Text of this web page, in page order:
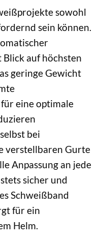
sowohl
sein können.
Blick auf höchsten
geringe Gewicht
eine optimale
bei
verstellbaren Gurte
Anpassung an jede
sicher und
Schweißband
für ein
Helm.